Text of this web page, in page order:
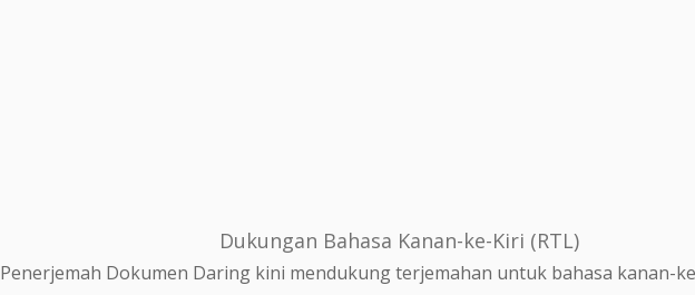
Dukungan Bahasa Kanan-ke-Kiri (RTL)
Penerjemah Dokumen Daring kini mendukung terjemahan untuk bahasa kanan-